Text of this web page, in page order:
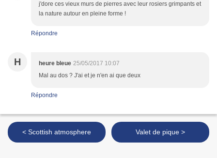
j'dore ces vieux murs de pierres avec leur rosiers grimpants et
la nature autour en pleine forme !
Répondre
H heure bleue 25/05/2017 10:07
Mal au dos ? J'ai et je n'en ai que deux
Répondre
< Scottish atmosphere Valet de pique >